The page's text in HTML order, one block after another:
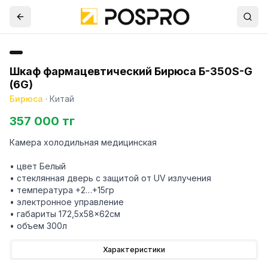
Шкаф фармацевтический Бирюса Б-350S-G
(6G)
Бирюса · Китай
357 000 тг
Камера холодильная медицинская
• цвет Белый
• стеклянная дверь с защитой от UV излучения
• температура +2…+15гр
• электронное управление
• габариты 172,5x58x62см
• объем 300л
Характеристики